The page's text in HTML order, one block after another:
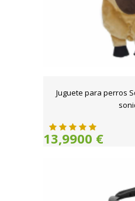
Juguete para perros
13,9900 €